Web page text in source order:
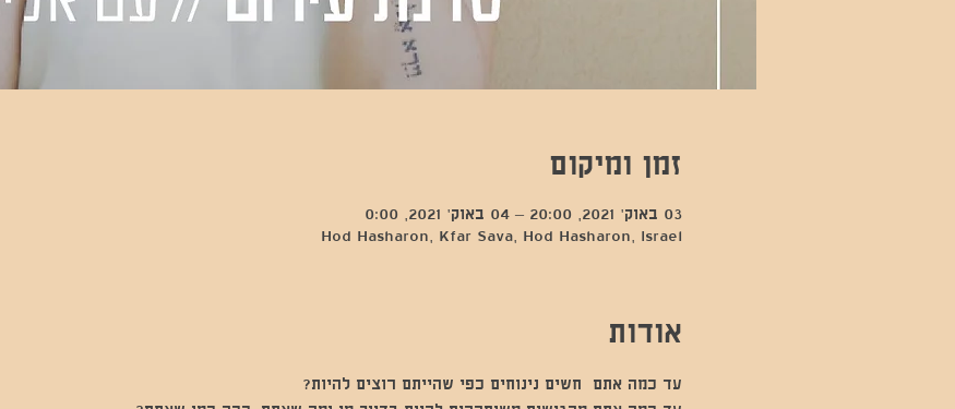
זמן ומיקום
03 באוק׳ 2021, 20:00 – 04 באוק׳ 2021, 0:00
Hod Hasharon, Kfar Sava, Hod Hasharon, Israel
אודות
עד כמה אתם  חשים נינוחים כפי שהייתם רוצים להיות?